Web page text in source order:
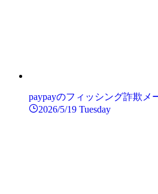
paypayのフィッシング詐欺メ
2026/5/19 Tuesday